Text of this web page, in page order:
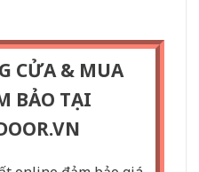
CỬA & MUA
BẢO TẠI